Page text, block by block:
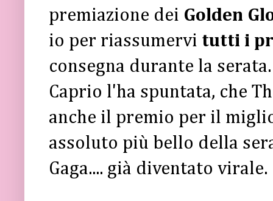
premiazione dei Golden
io per riassumervi tutti i
consegna durante la
Caprio l'ha spuntata, che
anche il premio per il
assoluto più bello della
Gaga.... già diventato virale.